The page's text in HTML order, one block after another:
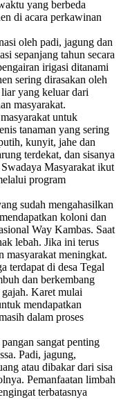
yang berbeda
di acara perkawinan
oleh padi, jagung dan
sepanjang tahun secara
irigasi ditanami
sering dirasakan oleh
liar yang keluar dari
masyarakat.
untuk
tanaman yang sering
kunyit, jahe dan
terdekat, dan sisanya
Masyarakat ikut
program
sudah mengahasilkan
koloni dan
Way Kambas. Saat
lebah. Jika ini terus
masyarakat meningkat.
terdapat di desa Tegal
dan berkembang
Karet mulai
mendapatkan
dalam proses
sangat penting
Padi, jagung,
atau dibakar dari sisa
Pemanfaatan limbah
terbatasnya